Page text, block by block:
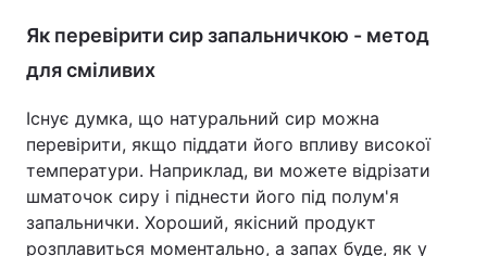
Як перевірити сир запальничкою - метод
для сміливих
Існує думка, що натуральний сир можна
перевірити, якщо піддати його впливу високої
температури. Наприклад, ви можете відрізати
шматочок сиру і піднести його під полум'я
запальнички. Хороший, якісний продукт
розплавиться моментально, а запах буде, як у